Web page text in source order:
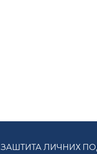
ЗАШТИТА ЛИЧНИХ